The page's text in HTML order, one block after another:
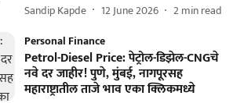
Sandip Kapde 12 June 2026 2min read
Personal Finance
Petrol-Diesel Price: पेट्रोल-डिझेल-CNGचे
नवे दर जाहीर! पुणे, मुंबई, नागपूरसह
महाराष्ट्रातील ताजे भाव एका क्लिकमध्ये